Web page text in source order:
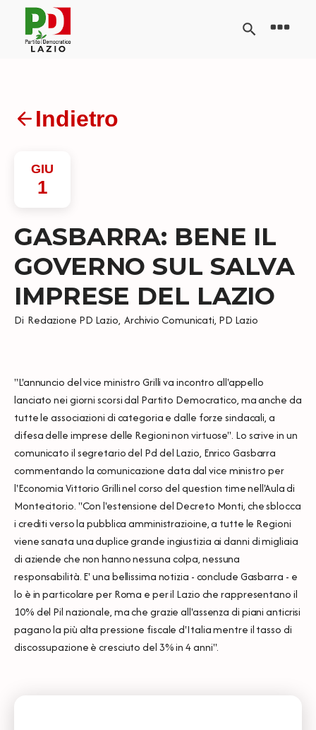
Indietro
GIU
1
GASBARRA: BENE IL
GOVERNO SUL SALVA
IMPRESE DEL LAZIO
Di Redazione PD Lazio, Archivio Comunicati, PD Lazio
"L'annuncio del vice ministro Grilli va incontro all'appello
lanciato nei giorni scorsi dal Partito Democratico, ma anche da
tutte le associazioni di categoria e dalle forze sindacali, a
difesa delle imprese delle Regioni non virtuose". Lo scrive in un
comunicato il segretario del Pd del Lazio, Enrico Gasbarra
commentando la comunicazione data dal vice ministro per
l'Economia Vittorio Grilli nel corso del question time nell'Aula di
Montecitorio. "Con l'estensione del Decreto Monti, che sblocca
i crediti verso la pubblica amministrazioine, a tutte le Regioni
viene sanata una duplice grande ingiustizia ai danni di migliaia
di aziende che non hanno nessuna colpa, nessuna
responsabilità. E' una bellissima notizia - conclude Gasbarra - e
lo è in particolare per Roma e per il Lazio che rappresentano il
10% del Pil nazionale, ma che grazie all'assenza di piani anticrisi
pagano la più alta pressione fiscale d'Italia mentre il tasso di
discossupazione è cresciuto del 3% in 4 anni".